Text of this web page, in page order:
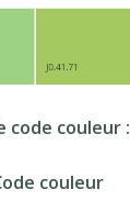
code couleur :
couleur